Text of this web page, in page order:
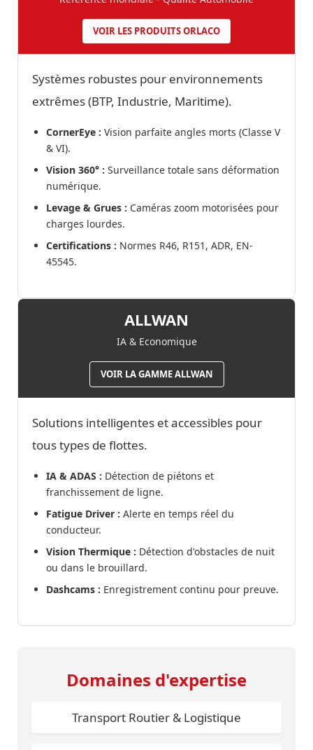
VOIR LES PRODUITS ORLACO
Systèmes robustes pour environnements
extrêmes (BTP, Industrie, Maritime).
CornerEye : Vision parfaite angles morts (Classe V
& VI).
Vision 360° : Surveillance totale sans déformation
numérique.
Levage & Grues : Caméras zoom motorisées pour
charges lourdes.
Certifications : Normes R46, R151, ADR, EN-
45545.
ALLWAN
IA & Economique
VOIR LA GAMME ALLWAN
Solutions intelligentes et accessibles pour
tous types de flottes.
IA & ADAS : Détection de piétons et
franchissement de ligne.
Fatigue Driver : Alerte en temps réel du
conducteur.
Vision Thermique : Détection d'obstacles de nuit
ou dans le brouillard.
Dashcams : Enregistrement continu pour preuve.
Domaines d'expertise
Transport Routier & Logistique